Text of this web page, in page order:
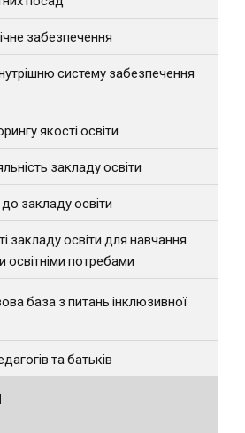
забезпечення
систему забезпечення
якості освіти
закладу освіти
закладу освіти
закладу освіти для навчання
освітніми потребами
база з питань інклюзивної
та батьків